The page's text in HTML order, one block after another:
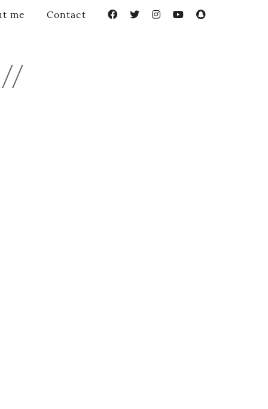
me Contact FacebookTwitterInstagramYouTube